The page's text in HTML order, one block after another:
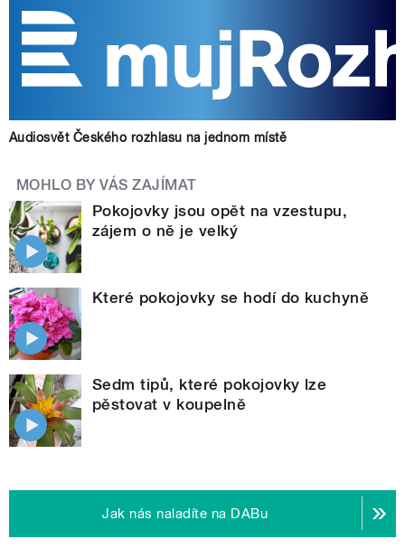
Audiosvět Českého rozhlasu na jednom místě
MOHLO BY VÁS ZAJÍMAT
Pokojovky jsou opět na vzestupu,
zájem o ně je velký
Které pokojovky se hodí do kuchyně
Sedm tipů, které pokojovky lze
pěstovat v koupelně
Jak nás naladíte na DABu